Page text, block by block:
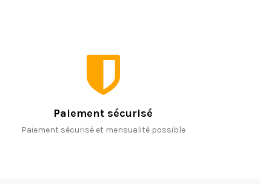
Paiement sécurisé
Paiement sécurisé et mensualité possible